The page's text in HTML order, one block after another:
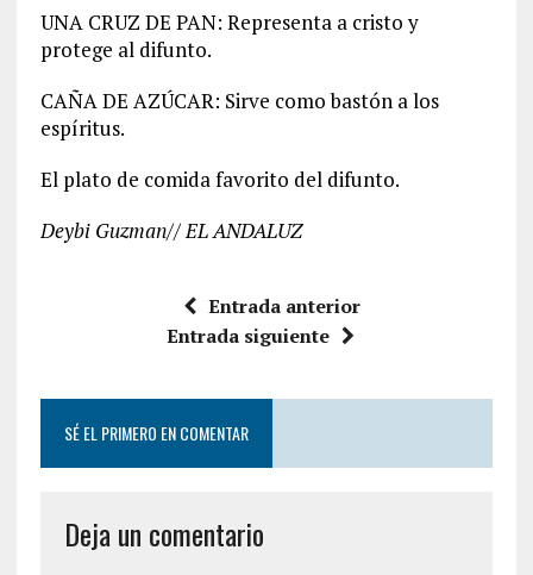
UNA CRUZ DE PAN: Representa a cristo y
protege al difunto.
CAÑA DE AZÚCAR: Sirve como bastón a los
espíritus.
El plato de comida favorito del difunto.
Deybi Guzman// EL ANDALUZ
Entrada anterior
Entrada siguiente
SÉ EL PRIMERO EN COMENTAR
Deja un comentario